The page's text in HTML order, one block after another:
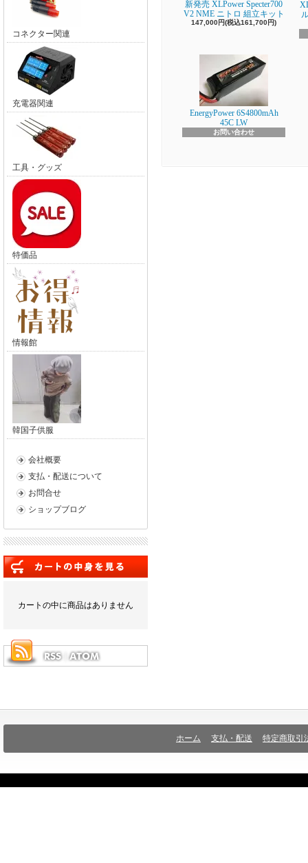
コネクター関連
充電器関連
工具・グッズ
特価品
情報館
韓国子供服
会社概要
支払・配送について
お問合せ
ショップブログ
カートの中に商品はありません
新発売 XLPower Specter700
V2 NME ニトロ 組立キット
147,000円(税込161,700円)
EnergyPower 6S4800mAh
45C LW
お問い合わせ
ホーム 支払・配送 特定商取引